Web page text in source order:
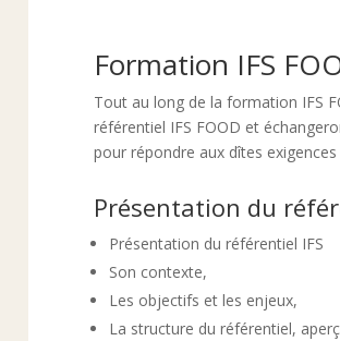
Formation IFS
Tout au long de la formation IFS
référentiel IFS FOOD et
pour répondre aux dîtes exigences
Présentation du
Présentation du référentiel IFS
Son contexte,
Les objectifs et les enjeux,
La structure du référentiel,